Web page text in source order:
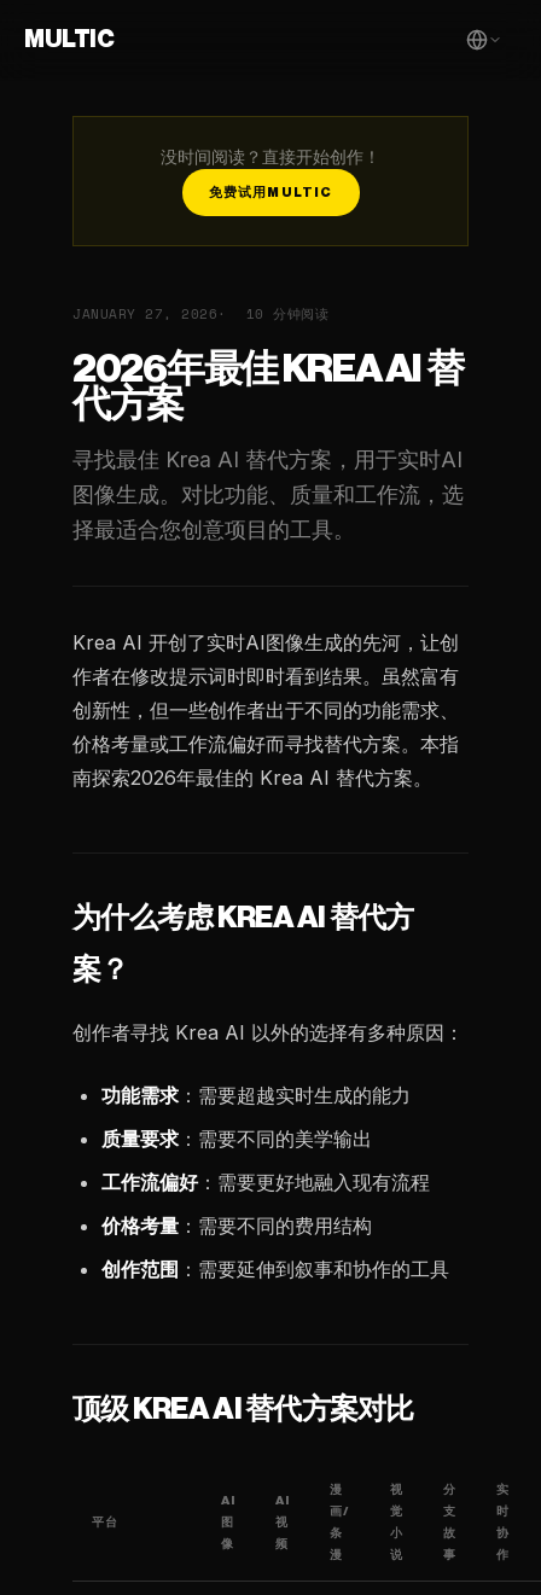
MULTIC
没时间阅读？直接开始创作！
免费试用MULTIC
JANUARY 27, 2026 10 分钟阅读
2026年最佳 KREA AI 替
代方案
寻找最佳 Krea AI 替代方案，用于实时AI
图像生成。对比功能、质量和工作流，选
择最适合您创意项目的工具。
Krea AI 开创了实时AI图像生成的先河，让创
作者在修改提示词时即时看到结果。虽然富有
创新性，但一些创作者出于不同的功能需求、
价格考量或工作流偏好而寻找替代方案。本指
南探索2026年最佳的 Krea AI 替代方案。
为什么考虑 KREA AI 替代方
案？
创作者寻找 Krea AI 以外的选择有多种原因：
功能需求：需要超越实时生成的能力
质量要求：需要不同的美学输出
工作流偏好：需要更好地融入现有流程
价格考量 ：需要不同的费用结构
创作范围 ：需要延伸到叙事和协作的工具
顶级 KREA AI 替代方案对比
平台
AI
图
像
AI
视
频
漫
画/
条
漫
视
觉
小
说
分
支
故
事
实
时
协
作